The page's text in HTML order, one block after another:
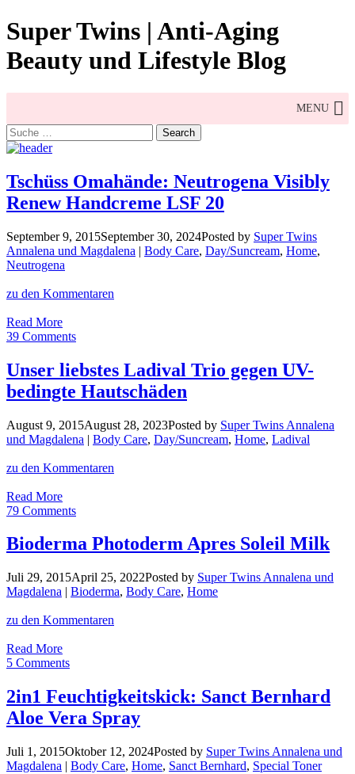
Skip
to
content
Super Twins | Anti-Aging
Beauty und Lifestyle Blog
MENU
Search
for:
Tschüss Omahände: Neutrogena Visibly
Renew Handcreme LSF 20
September 9, 2015September 30, 2024Posted by Super Twins
Annalena und Magdalena | Body Care, Day/Suncream, Home,
Neutrogena
zu den Kommentaren
Read MoreTschüss
Omahände:
Visibly
Renew
Handcreme
20
39 Comments
Unser liebstes Ladival Trio gegen UV-
bedingte Hautschäden
August 9, 2015August 28, 2023Posted by Super Twins Annalena
und Magdalena | Body Care, Day/Suncream, Home, Ladival
zu den Kommentaren
Read MoreUnser
liebstes
Trio
gegen
bedingte
Hautschäden
79 Comments
Bioderma Photoderm Apres Soleil Milk
Juli 29, 2015April 25, 2022Posted by Super Twins Annalena und
Magdalena | Bioderma, Body Care, Home
zu den Kommentaren
Read MoreBioderma
Photoderm
Soleil
Milk
5 Comments
2in1 Feuchtigkeitskick: Sanct Bernhard
Aloe Vera Spray
Juli 1, 2015Oktober 12, 2024Posted by Super Twins Annalena und
Magdalena | Body Care, Home, Sanct Bernhard, Special Toner